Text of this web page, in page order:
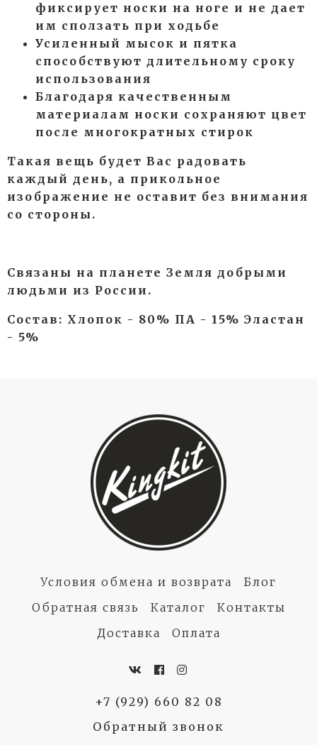
фиксирует носки на ноге и не дает
им сползать при ходьбе
Усиленный мысок и пятка
способствуют длительному сроку
использования
Благодаря качественным
материалам носки сохраняют цвет
после многократных стирок
Такая вещь будет Вас радовать
каждый день, а прикольное
изображение не оставит без внимания
со стороны.
Связаны на планете Земля добрыми
людьми из России.
Состав: Хлопок - 80% ПА - 15% Эластан
- 5%
Условия обмена и возврата
Блог
Обратная связь
Каталог
Контакты
Доставка
Оплата
+7 (929) 660 82 08
Обратный звонок